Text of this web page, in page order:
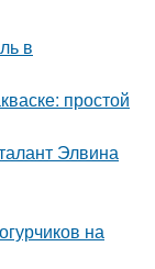
в
простой
Элвина
на